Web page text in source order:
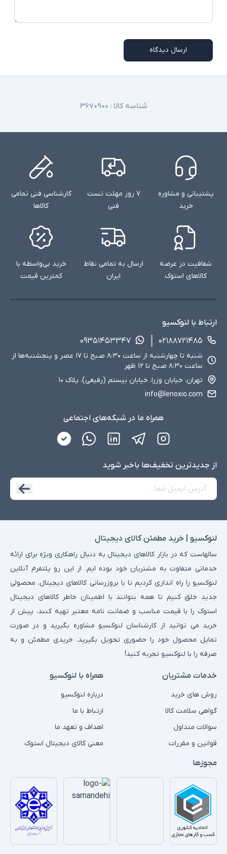
ارسال دیدگاه
شناسه کالا : ۳۶۷۰۹۰۰
پشتیبانی و مشاوره
خرید
۷ روز مهلت تست
فنی
کارشناسی فنی تمامی
کالاها
شفافیت در عرضه
کالاهای استوک
ارسال به تمامی نقاط
ایران
خرید بی‌واسطه با
کمترین قیمت
ارتباط با لنوکسیو
۰۲۱۸۸۷۲۱۴۸۵
۰۹۳۵۱۴۵۳۳۴۷
شنبه تا چهارشنبه از ساعت ۸:۳۰ صبح تا ۱۷ عصر و پنجشنبه‌ها از
ساعت ۸:۳۰ صبح تا ۱۲ ظهر
تهران، خیابان وزرا، خیابان بیستم (رفیعی)، پلاک ۱۰
info@lenoxio.com
همراه ما در شبکه‌های اجتماعی
از جدید‌ترین تخفیف‌ها با‌خبر شوید
لنوکسیو | خرید مطمئن کالای دیجیتال
سالهاست که در بازار کالاهای دیجیتال به دنبال راهکاری ویژه برای ارائه
خدماتی متفاوت به مشتریان خود بوده ایم. از این رو پلتفرم آنلاین
لنوکسیو را راه اندازی کردیم تا با بروزرسانی کالاهای دیجیتال، محصولی
جدید خلق کنیم تا همه بتوانند با اطمینان خاطر کالاهای دیجیتال
استوک را با قیمت مناسب و ضمانت نامه معتبر تهیه کنند. پیش از
خرید می توانید از کارشناسان لنوکسیو مشاوره بگیرید و در صورت
تمایل محصول خود را حضوری تحویل بگیرید. خریدی مطمئن و به
صرفه را با لنوکسیو تجربه کنید!
خدمات مشتریان
روش های خرید
گواهی سلامت کالا
سوالات متداول
قوانین و مقررات
همراه با لنوکسیو
درباره لنوکسیو
ارتباط با ما
اهداف و تعهد ما
معنی کالای دیجیتال استوک
مجوزها